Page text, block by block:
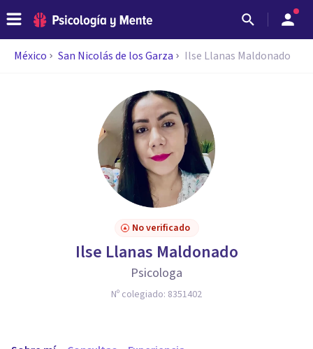
México San Nicolás de los Garza Ilse Llanas Maldonado
No verificado
Ilse Llanas Maldonado
Psicologa
Nº colegiado: 8351402